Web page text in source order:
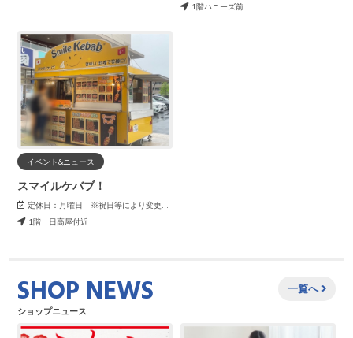
1階ハニーズ前
イベント&ニュース
スマイルケバブ！
定休日：月曜日 ※祝日等により変更になる場合がございます。
1階 日高屋付近
SHOP NEWS
ショップニュース
一覧へ